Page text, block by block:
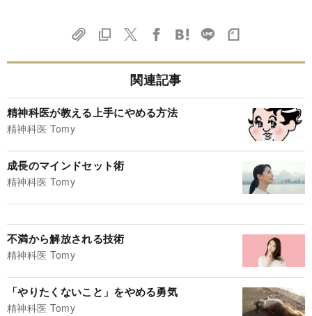
関連記事
精神科医が教える上手にやめる方法
精神科医 Tomy
成長のマインドセット術
精神科医 Tomy
不満から解放される技術
精神科医 Tomy
「やりたくないこと」をやめる勇気
精神科医 Tomy